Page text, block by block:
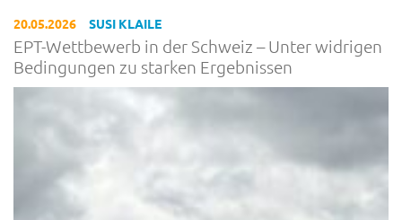
20.05.2026 SUSI KLAILE
EPT-Wettbewerb in der Schweiz – Unter widrigen
Bedingungen zu starken Ergebnissen